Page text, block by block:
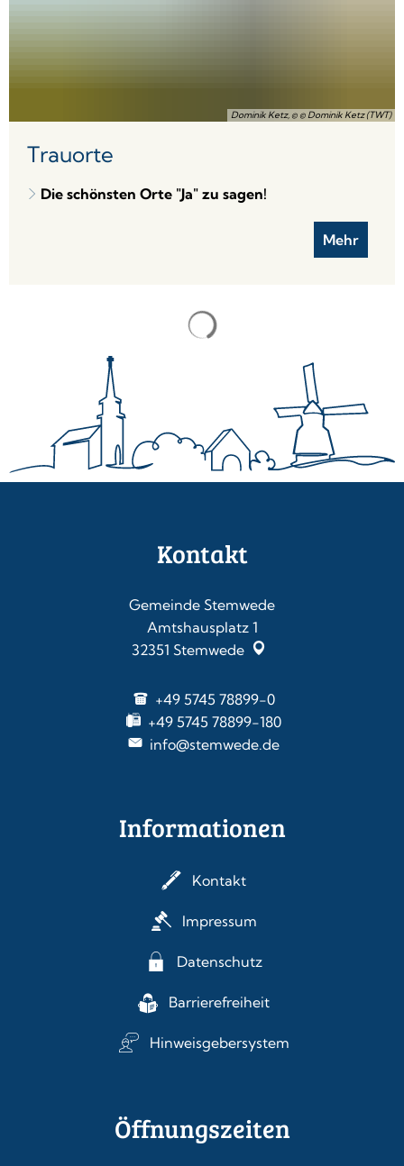
Dominik Ketz, © © Dominik Ketz (TWT)
Trauorte
Die schönsten Orte "Ja" zu sagen!
Mehr
Kontakt
Gemeinde Stemwede
Amtshausplatz 1
32351 Stemwede
+49 5745 78899-0
+49 5745 78899-180
info@stemwede.de
Informationen
Kontakt
Impressum
Datenschutz
Barrierefreiheit
Hinweisgebersystem
Öffnungszeiten